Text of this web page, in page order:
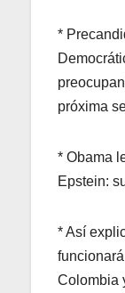
*
próxima
* Obama
Epstein:
* Así
Colombia